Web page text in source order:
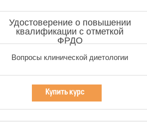
Вопросы клинической диетологии
Удостоверение о повышении
квалификации с отметкой
ФРДО
Купить курс